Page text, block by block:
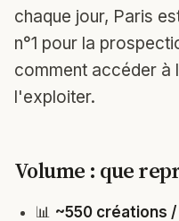
chaque jour, Paris
n°1 pour la
comment accéder à
l'exploiter.
Volume : que
📊 ~550 créations